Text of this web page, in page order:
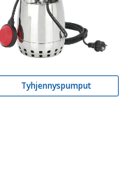
Tyhjennyspumput